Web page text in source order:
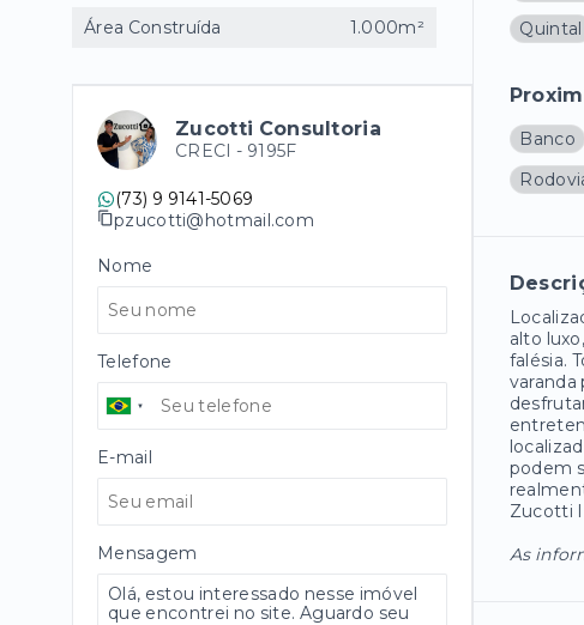
Quintal
Banco
alto
falésia.
varanda
podem
Zucotti
As
Área Construída
1.000m²
Zucotti Consultoria
CRECI - 9195F
(73) 9 9141-5069
pzucotti@hotmail.com
Nome
Telefone
E-mail
Mensagem